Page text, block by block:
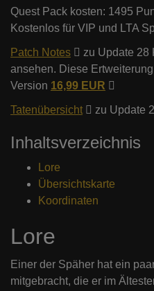
Quest Pack kosten: 1495
Kostenlos für VIP und LTA
Patch Notes
zu Update 28
ansehen. Diese
Version 16,99 EUR
Tatenübersicht zu Update
Inhaltsverzeichnis
Lore
Übersichtskarte
Koordinaten
Lore
Einer der Späher hat ein
mitgebracht, die er im